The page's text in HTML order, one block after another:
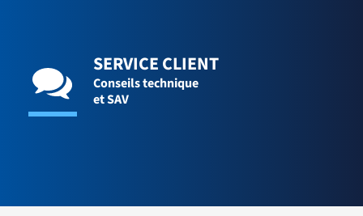
SERVICE CLIENT
Conseils technique
et SAV